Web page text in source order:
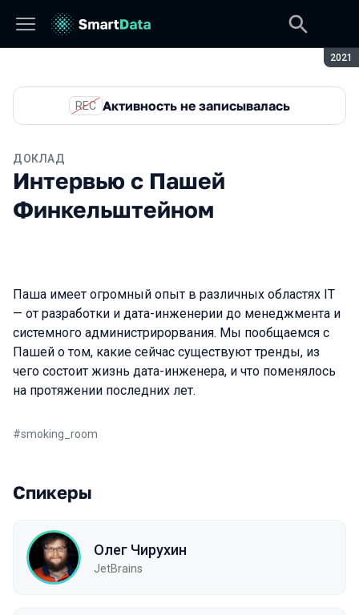
2021
REC Активность не записывалась
ДОКЛАД
Интервью с Пашей
Финкельштейном
Паша имеет огромный опыт в различных областях IT
— от разработки и дата-инженерии до менеджмента и
системного администрирорвания. Мы пообщаемся с
Пашей о том, какие сейчас существуют тренды, из
чего состоит жизнь дата-инженера, и что поменялось
на протяжении последних лет.
#smoking_room
Спикеры
Олег Чирухин
JetBrains